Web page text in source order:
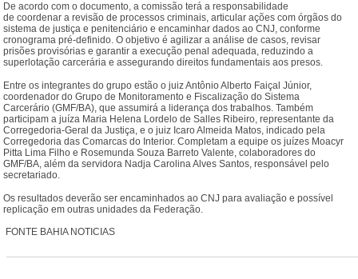
De acordo com o documento, a comissão terá a responsabilidade
de coordenar a revisão de processos criminais, articular ações com órgãos do
sistema de justiça e penitenciário e encaminhar dados ao CNJ, conforme
cronograma pré-definido. O objetivo é agilizar a análise de casos, revisar
prisões provisórias e garantir a execução penal adequada, reduzindo a
superlotação carcerária e assegurando direitos fundamentais aos presos.
Entre os integrantes do grupo estão o juiz Antônio Alberto Faiçal Júnior,
coordenador do Grupo de Monitoramento e Fiscalização do Sistema
Carcerário (GMF/BA), que assumirá a liderança dos trabalhos. Também
participam a juíza Maria Helena Lordelo de Salles Ribeiro, representante da
Corregedoria-Geral da Justiça, e o juiz Icaro Almeida Matos, indicado pela
Corregedoria das Comarcas do Interior. Completam a equipe os juízes Moacyr
Pitta Lima Filho e Rosemunda Souza Barreto Valente, colaboradores do
GMF/BA, além da servidora Nadja Carolina Alves Santos, responsável pelo
secretariado.
Os resultados deverão ser encaminhados ao CNJ para avaliação e possível
replicação em outras unidades da Federação.
FONTE BAHIA NOTICIAS